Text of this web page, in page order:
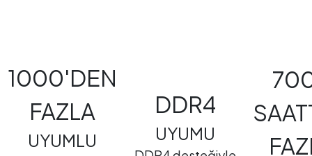
1000'DEN
FAZLA
UYUMLU
DDR4
UYUMU